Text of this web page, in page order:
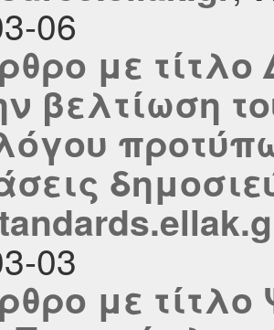
06
με
βελτίωση
03
με τίτλο